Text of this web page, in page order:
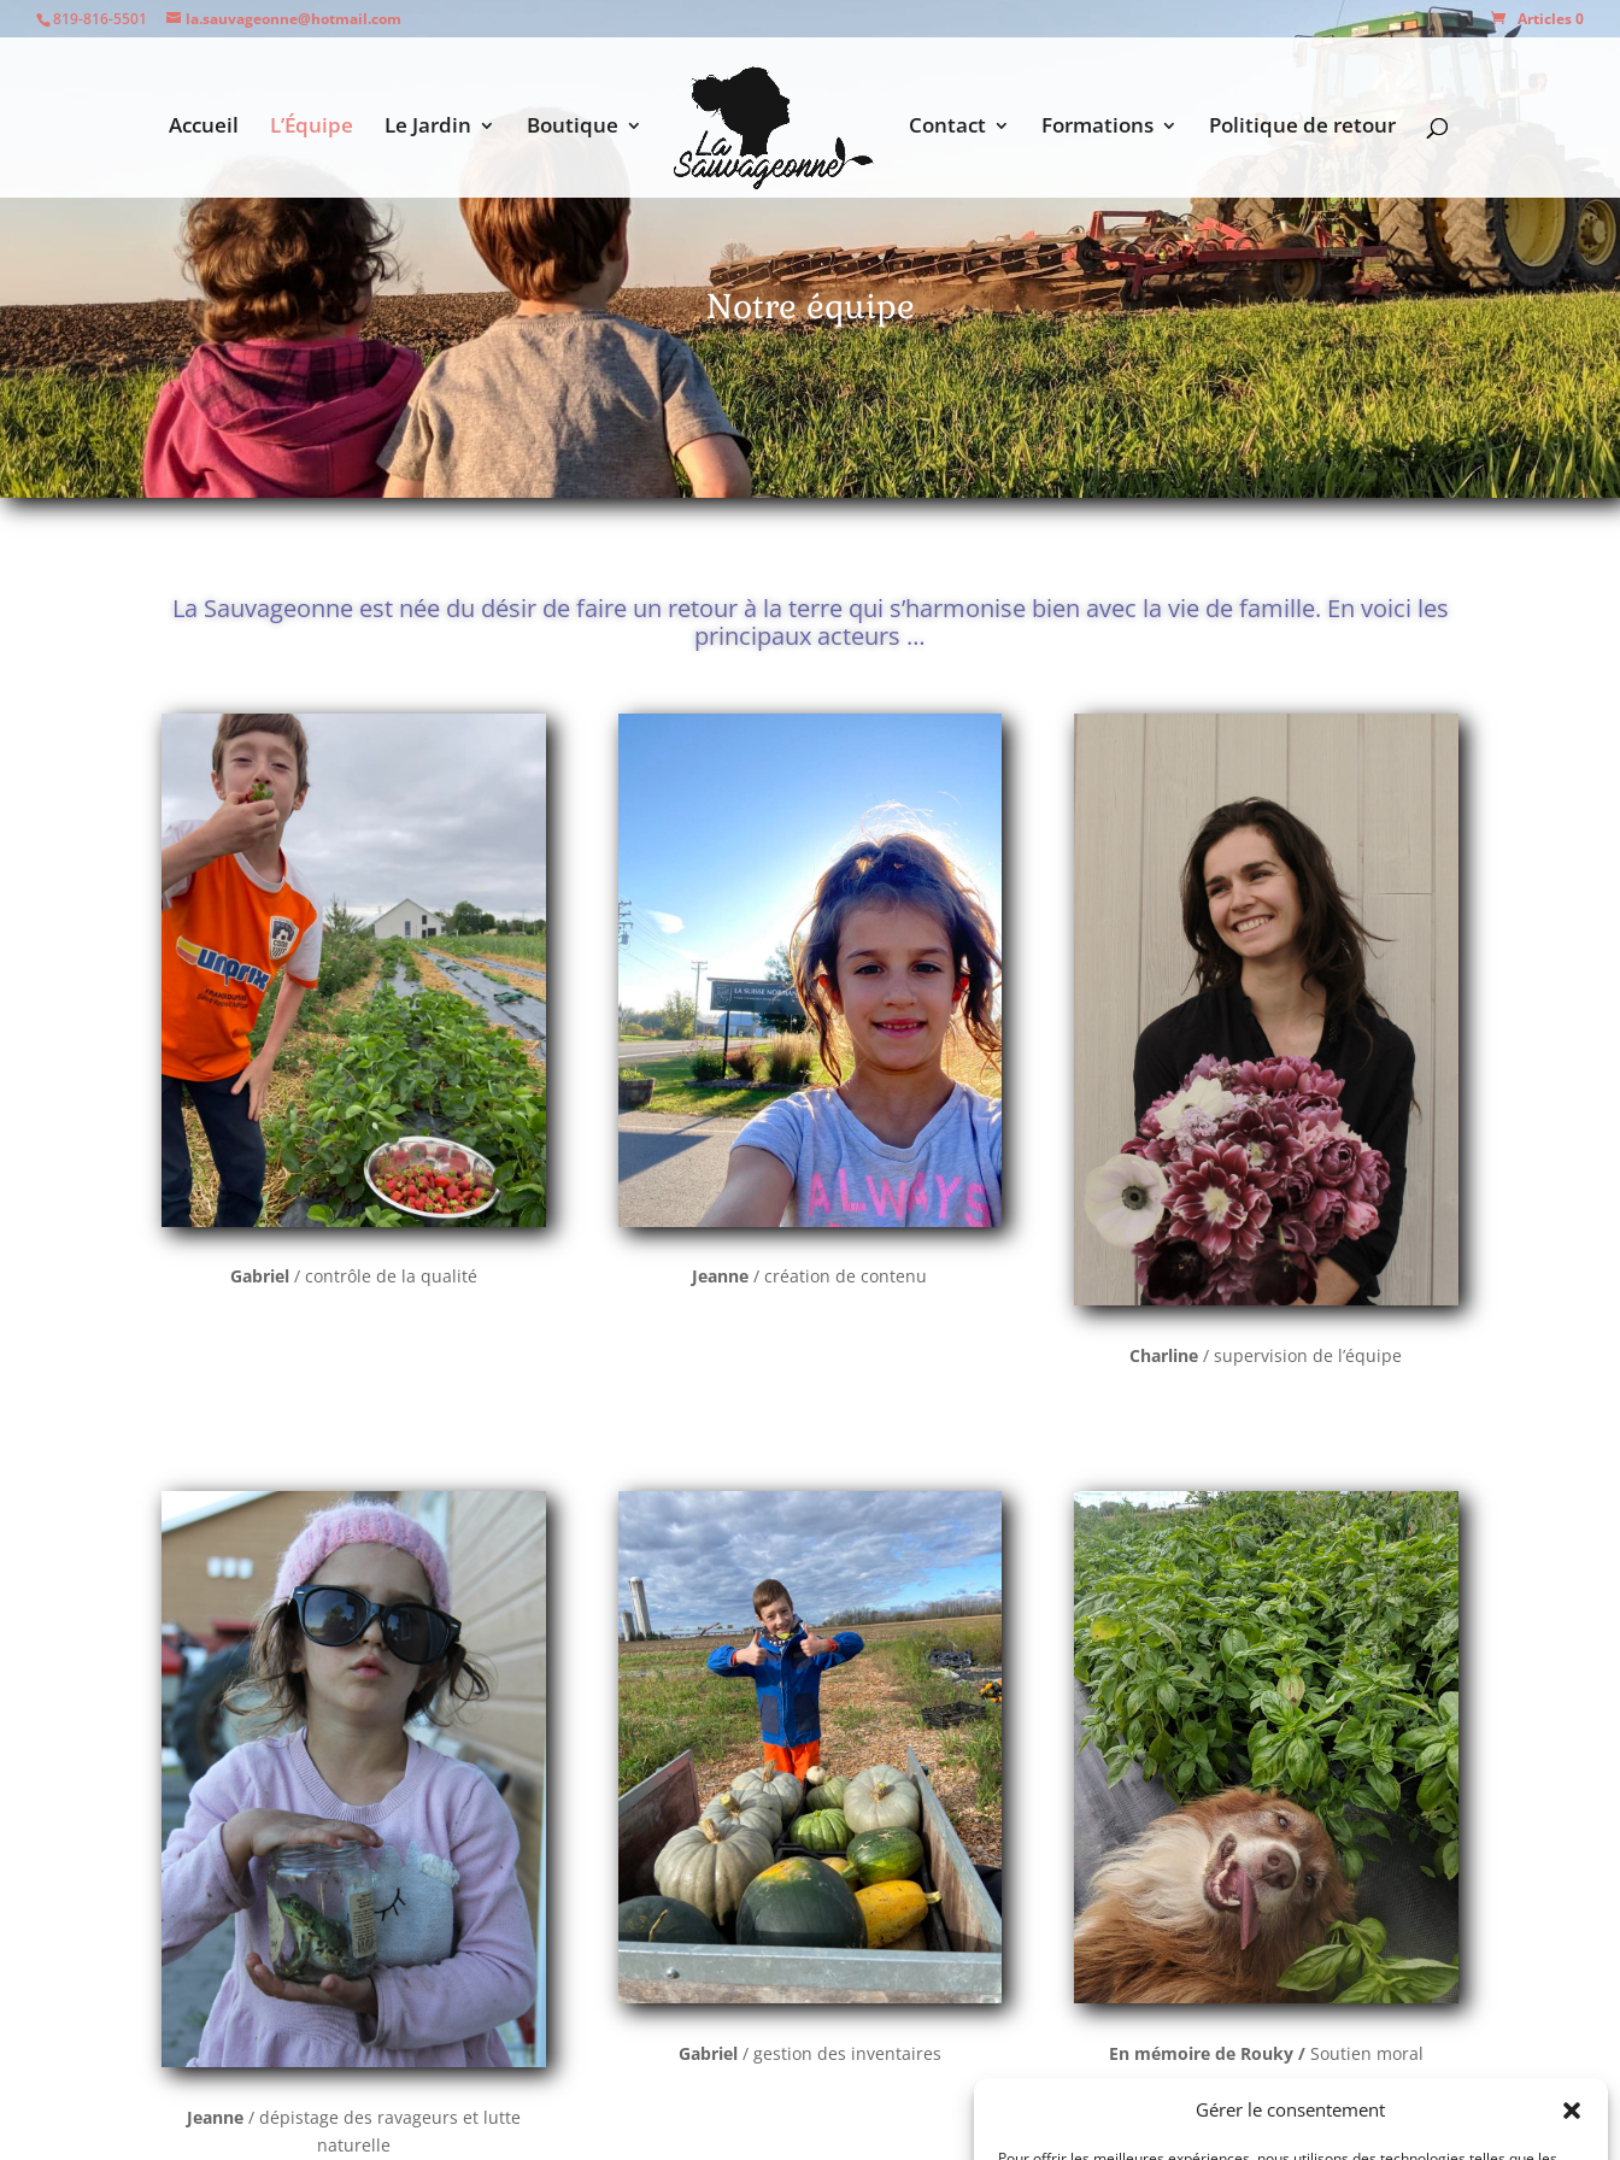
Gérer le consentement
819-816-5501 la.sauvageonne@hotmail.com Articles 0
Accueil L’Équipe Le Jardin Boutique Contact Formations Politique de retour
Notre équipe
La Sauvageonne est née du désir de faire un retour à la terre qui s’harmonise bien avec la vie de famille. En voici les
principaux acteurs …
Gabriel / contrôle de la qualité Jeanne / création de contenu
Charline/ supervision de l’équipe
Jeanne / dépistage des ravageurs et lutte
naturelle
Gabriel / gestion des inventaires En mémoire de Rouky / Soutien moral